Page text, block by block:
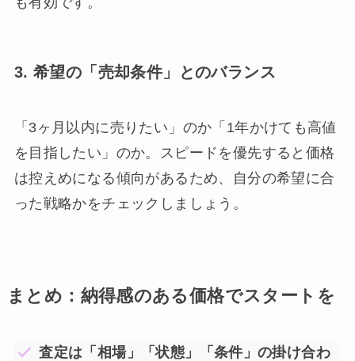
3. 希望の「売却条件」とのバランス
「3ヶ月以内に売りたい」のか「1年かけても高値
を目指したい」のか。スピードを優先すると価格
は控えめになる傾向があるため、自分の希望に合
った戦略かをチェックしましょう。
まとめ：納得感のある価格でスタートを
査定は「相場」「状態」「条件」の掛け合わ